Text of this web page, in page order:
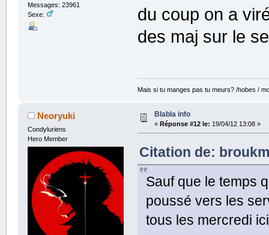
Messages: 23961
Sexe:
du coup on a
des maj sur le
Mais si tu manges pas tu meurs? /hobes /
Neoryuki
Condyluriens
Hero Member
Blabla info
« Réponse #12 le: 19/04/12 13:08 »
Citation de:
Sauf que le temps
poussé vers les
tous les mercredi